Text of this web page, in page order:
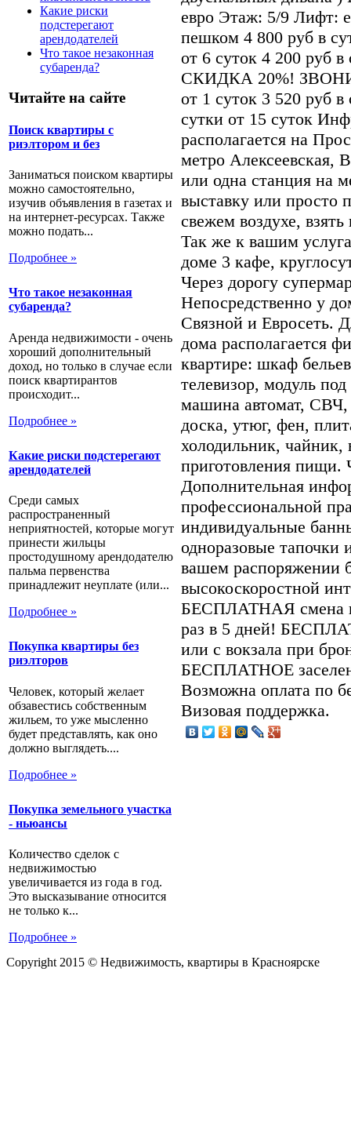
Какие риски
подстерегают
арендодателей
Что такое незаконная
субаренда?
Читайте на сайте
Поиск квартиры с
риэлтором и без
Заниматься поиском квартиры
можно самостоятельно,
изучив объявления в газетах и
на интернет-ресурсах. Также
можно подать...
Подробнее »
Что такое незаконная
субаренда?
Аренда недвижимости - очень
хороший дополнительный
доход, но только в случае если
поиск квартирантов
происходит...
Подробнее »
Какие риски подстерегают
арендодателей
Среди самых
распространенный
неприятностей, которые могут
принести жильцы
простодушному арендодателю
пальма первенства
принадлежит неуплате (или...
Подробнее »
Покупка квартиры без
риэлторов
Человек, который желает
обзавестись собственным
жильем, то уже мысленно
будет представлять, как оно
должно выглядеть....
Подробнее »
Покупка земельного участка
- ньюансы
Количество сделок с
недвижимостью
увеличивается из года в год.
Это высказывание относится
не только к...
Подробнее »
евро Этаж: 5/9 Лифт:
пешком 4 800 руб в
от 6 суток 4 200 руб
СКИДКА 20%!
от 1 суток 3 520 руб
сутки от 15 суток
располагается на
метро
или одна станция на
выставку или просто
свежем воздухе,
Так же к вашим
доме 3 кафе,
Через дорогу
Непосредственно у
Связной и Евросеть.
дома располагается
квартире: шкаф
телевизор, модуль
машина автомат, СВЧ,
доска, утюг, фен,
холодильник, чайник,
приготовления пищи.
Дополнительная
профессиональной
индивидуальные
одноразовые тапочки
вашем распоряжении
высокоскоростной
БЕСПЛАТНАЯ смена
раз в 5 дней!
или с вокзала при
БЕСПЛАТНОЕ
Возможна оплата по
Визовая поддержка.
Copyright 2015 © Недвижимость, квартиры в Красноярске